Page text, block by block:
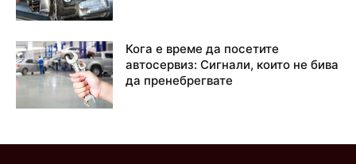
Кога е време да посетите
автосервиз: Сигнали, които не бива
да пренебрегвате